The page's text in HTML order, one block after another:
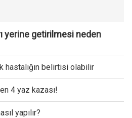
yerine getirilmesi neden
hastalığın belirtisi olabilir
4 yaz kazası!
yapılır?